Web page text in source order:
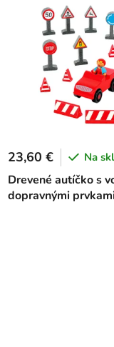
Drevené autíčko s
dopravnými
23,60 € Na